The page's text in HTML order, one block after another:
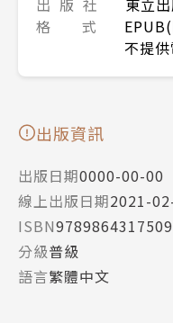
格 式
不提
出版資訊
出版日期0000-00-00
線上出版日期2021-
ISBN9789864317509
分級普級
語言繁體中文